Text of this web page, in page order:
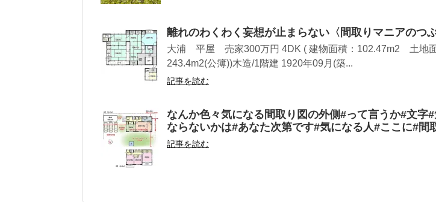
離れのわくわく妄想が止まらない〈間取りマニアのつぶ
大浦 平屋 売家300万円 4DK ( 建物面積：102.47m2 土地面
243.4m2(公簿))木造/1階建 1920年09月(築...
記事を読む
なんか色々気になる間取り図の外側#って言うか#文字
ならないかは#あなた次第です#気になる人#ここに#間
記事を読む